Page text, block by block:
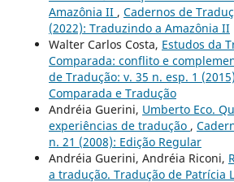
Amazônia II , Cadernos de
(2022): Traduzindo a Amazônia II
Walter Carlos Costa, Estudos da
Comparada: conflito e
de Tradução: v. 35 n. esp. 1
Comparada e Tradução
Andréia Guerini, Umberto Eco.
experiências de tradução ,
n. 21 (2008): Edição Regular
Andréia Guerini, Andréia Riconi,
a tradução. Tradução de Patrícia